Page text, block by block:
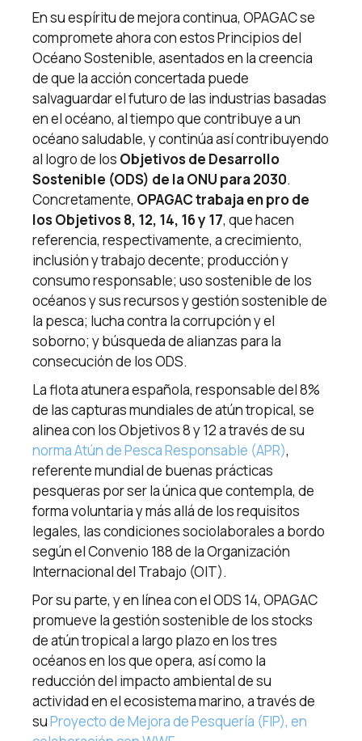
En su espíritu de mejora continua, OPAGAC se
compromete ahora con estos Principios del
Océano Sostenible, asentados en la creencia
de que la acción concertada puede
salvaguardar el futuro de las industrias basadas
en el océano, al tiempo que contribuye a un
océano saludable, y continúa así contribuyendo
al logro de los Objetivos de Desarrollo
Sostenible (ODS) de la ONU para 2030.
Concretamente, OPAGAC trabaja en pro de
los Objetivos 8, 12, 14, 16 y 17, que hacen
referencia, respectivamente, a crecimiento,
inclusión y trabajo decente; producción y
consumo responsable; uso sostenible de los
océanos y sus recursos y gestión sostenible de
la pesca; lucha contra la corrupción y el
soborno; y búsqueda de alianzas para la
consecución de los ODS.
La flota atunera española, responsable del 8%
de las capturas mundiales de atún tropical, se
alinea con los Objetivos 8 y 12 a través de su
norma Atún de Pesca Responsable (APR),
referente mundial de buenas prácticas
pesqueras por ser la única que contempla, de
forma voluntaria y más allá de los requisitos
legales, las condiciones sociolaborales a bordo
según el Convenio 188 de la Organización
Internacional del Trabajo (OIT).
Por su parte, y en línea con el ODS 14, OPAGAC
promueve la gestión sostenible de los stocks
de atún tropical a largo plazo en los tres
océanos en los que opera, así como la
reducción del impacto ambiental de su
actividad en el ecosistema marino, a través de
suProyecto de Mejora de Pesquería (FIP), en